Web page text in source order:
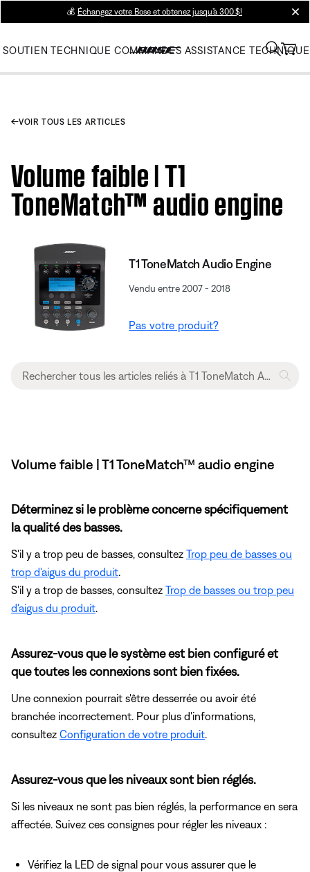
💰 Échangez votre Bose et obtenez jusqu’à 300 $!
SOUTIEN TECHNIQUE COMMANDES ASSISTANCE TECHNIQUE
VOIR TOUS LES ARTICLES
Volume faible | T1
ToneMatch™ audio engine
T1 ToneMatch Audio Engine
Vendu entre 2007 - 2018
Pas votre produit?
Volume faible | T1 ToneMatch™ audio engine
Déterminez si le problème concerne spécifiquement
la qualité des basses.
S'il y a trop peu de basses, consultez Trop peu de basses ou
trop d'aigus du produit.
S'il y a trop de basses, consultez Trop de basses ou trop peu
d'aigus du produit.
Assurez-vous que le système est bien configuré et
que toutes les connexions sont bien fixées.
Une connexion pourrait s'être desserrée ou avoir été
branchée incorrectement. Pour plus d'informations,
consultez Configuration de votre produit.
Assurez-vous que les niveaux sont bien réglés.
Si les niveaux ne sont pas bien réglés, la performance en sera
affectée. Suivez ces consignes pour régler les niveaux :
Vérifiez la LED de signal pour vous assurer que le